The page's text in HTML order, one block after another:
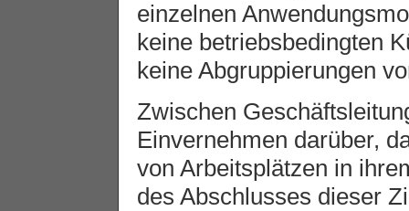
einzelnen
keine betriebsbedingten
keine Abgruppierungen
Zwischen
Einvernehmen darüber,
von Arbeitsplätzen in
des Abschlusses dieser